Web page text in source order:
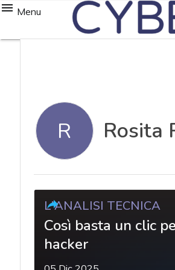
Menu
R Rosita
L'ANALISI TECNICA
Così basta un clic
hacker